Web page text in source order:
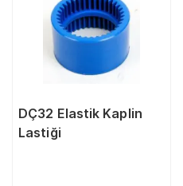
DÇ32 Elastik Kaplin
Lastiği